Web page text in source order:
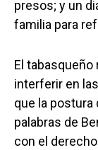
presos; y un
familia para
El
interferir en
que la postura
palabras de
con el derecho